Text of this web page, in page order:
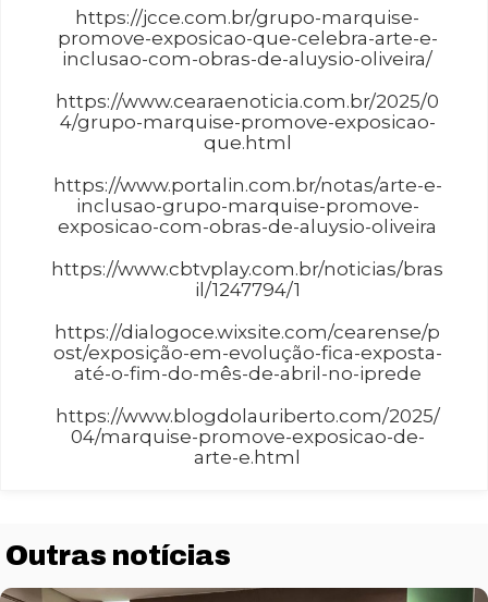
https://jcce.com.br/grupo-marquise-
promove-exposicao-que-celebra-arte-e-
inclusao-com-obras-de-aluysio-oliveira/
https://www.cearaenoticia.com.br/2025/0
4/grupo-marquise-promove-exposicao-
que.html
https://www.portalin.com.br/notas/arte-e-
inclusao-grupo-marquise-promove-
exposicao-com-obras-de-aluysio-oliveira
https://www.cbtvplay.com.br/noticias/bras
il/1247794/1
https://dialogoce.wixsite.com/cearense/p
ost/exposição-em-evolução-fica-exposta-
até-o-fim-do-mês-de-abril-no-iprede
https://www.blogdolauriberto.com/2025/
04/marquise-promove-exposicao-de-
arte-e.html
Outras notícias